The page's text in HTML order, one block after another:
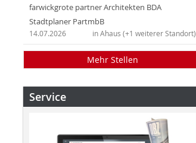
farwickgrote partner Architekten BDA
Stadtplaner PartmbB
in Ahaus (+1 weiterer Standort)
14.07.2026
Mehr Stellen
Service